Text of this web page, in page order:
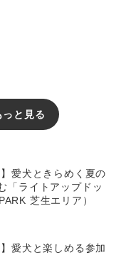
と見る
愛犬ときらめく夏の
「ライトアップドッ
芝生エリア）
愛犬と楽しめる参加